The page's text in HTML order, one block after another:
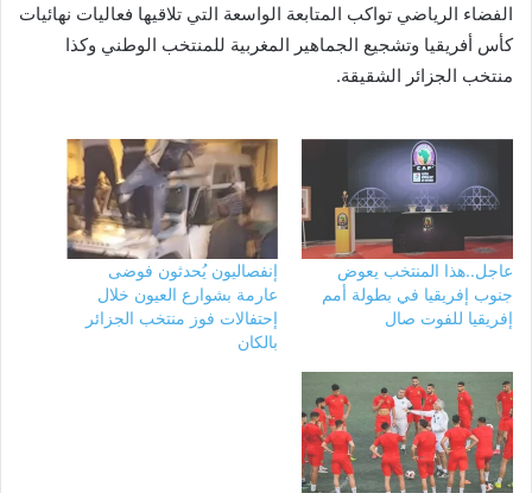
الفضاء الرياضي تواكب المتابعة الواسعة التي تلاقيها فعاليات نهائيات
كأس أفريقيا وتشجيع الجماهير المغربية للمنتخب الوطني وكذا
منتخب الجزائر الشقيقة.
عاجل..هذا المنتخب يعوض
جنوب إفريقيا في بطولة أمم
إفريقيا للفوت صال
إنفصاليون يُحدثون فوضى
عارمة بشوارع العيون خلال
إحتفالات فوز منتخب الجزائر
بالكان